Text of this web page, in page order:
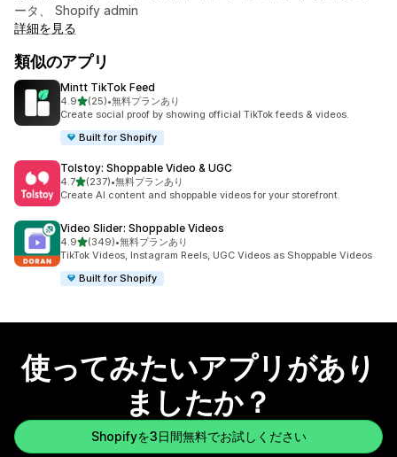
ータ、 Shopify admin
詳細を見る
類似のアプリ
Mintt TikTok Feed
4.95つ星中
(25)
合計レビュー数：25件
•無料プランあり
Create social proof by showing official TikTok feeds & videos.
Built for Shopify
Tolstoy: Shoppable Video & UGC
4.75つ星中
(237)
合計レビュー数：237件
•無料プランあり
Create AI content and shoppable videos for your storefront.
Video Slider: Shoppable Videos
4.95つ星中
(349)
合計レビュー数：349件
•無料プランあり
TikTok Videos, Instagram Reels, UGC Videos as Shoppable Videos
Built for Shopify
使ってみたいアプリがあり
ましたか？
Shopifyを3日間無料でお試しください